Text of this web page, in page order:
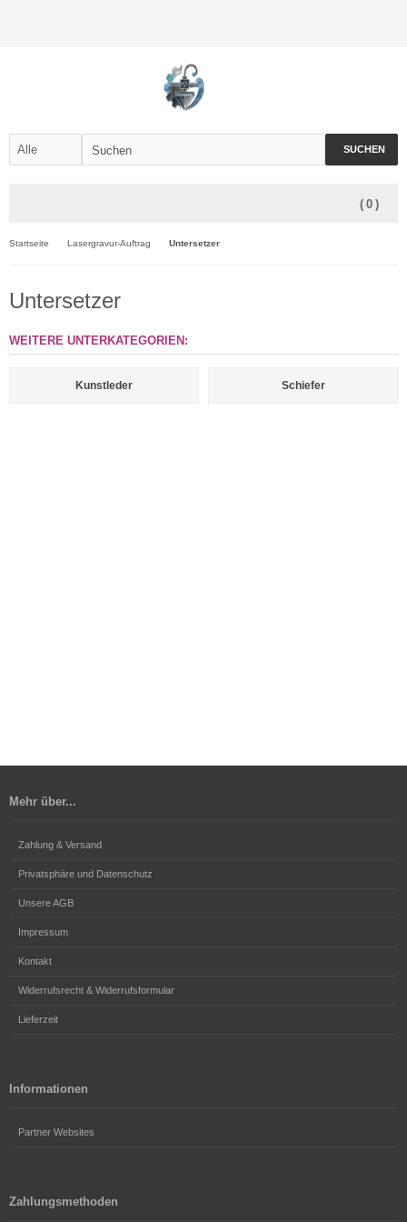
SUCHEN
( 0 )
Startseite Lasergravur-Auftrag Untersetzer
Untersetzer
WEITERE UNTERKATEGORIEN:
Kunstleder Schiefer
Mehr über...
Zahlung & Versand
Privatsphäre und Datenschutz
Unsere AGB
Impressum
Kontakt
Widerrufsrecht & Widerrufsformular
Lieferzeit
Informationen
Partner Websites
Zahlungsmethoden